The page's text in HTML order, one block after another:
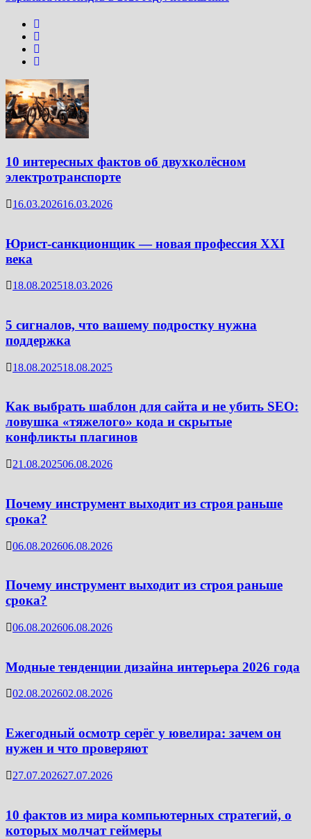
10 интересных фактов об двухколёсном
электротранспорте
16.03.202616.03.2026
Юрист-санкционщик — новая профессия XXI
века
18.08.202518.03.2026
5 сигналов, что вашему подростку нужна
поддержка
18.08.202518.08.2025
Как выбрать шаблон для сайта и не убить SEO:
ловушка «тяжелого» кода и скрытые
конфликты плагинов
21.08.202506.08.2026
Почему инструмент выходит из строя раньше
срока?
06.08.202606.08.2026
Почему инструмент выходит из строя раньше
срока?
06.08.202606.08.2026
Модные тенденции дизайна интерьера 2026 года
02.08.202602.08.2026
Ежегодный осмотр серёг у ювелира: зачем он
нужен и что проверяют
27.07.202627.07.2026
10 фактов из мира компьютерных стратегий, о
которых молчат геймеры